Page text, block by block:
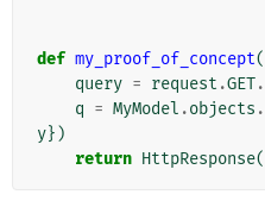
def my_proof_of_concept(
query = request .GET.
q = MyModel .objects .
y})
return HttpResponse(